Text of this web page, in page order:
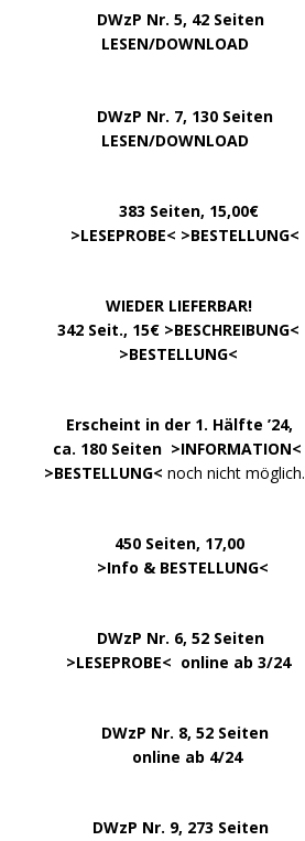
DWzP Nr. 5, 42 Seiten
LESEN/DOWNLOAD
DWzP Nr. 7, 130 Seiten
LESEN/DOWNLOAD
383 Seiten, 15,00€
>LESEPROBE< >BESTELLUNG<
WIEDER LIEFERBAR!
342 Seit., 15€ >BESCHREIBUNG<
>BESTELLUNG<
Erscheint in der 1. Hälfte ’24,
ca. 180 Seiten >INFORMATION<
>BESTELLUNG< noch nicht möglich.
450 Seiten, 17,00
>Info & BESTELLUNG<
DWzP Nr. 6, 52 Seiten
>LESEPROBE< online ab 3/24
DWzP Nr. 8, 52 Seiten
online ab 4/24
DWzP Nr. 9, 273 Seiten